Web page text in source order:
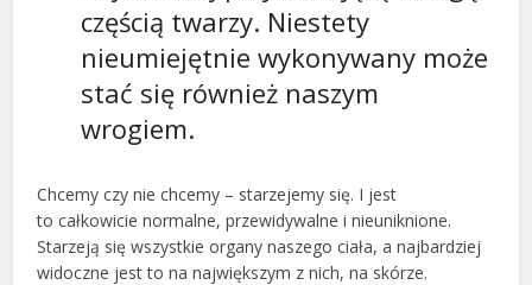
częścią twarzy. Niestety
nieumiejętnie wykonywany może
stać się również naszym
wrogiem.
Chcemy czy nie chcemy – starzejemy się. I jest
to całkowicie normalne, przewidywalne i nieuniknione.
Starzeją się wszystkie organy naszego ciała, a najbardziej
widoczne jest to na największym z nich, na skórze.